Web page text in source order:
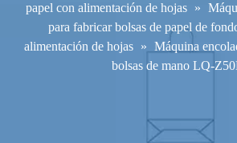
papel con alimentación de hojas »
para fabricar bolsas de papel de
alimentación de hojas » Máquina
bolsas de mano LQ-